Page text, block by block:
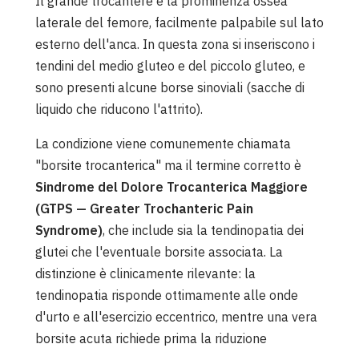
laterale del femore, facilmente palpabile sul lato
esterno dell'anca. In questa zona si inseriscono i
tendini del medio gluteo e del piccolo gluteo, e
sono presenti alcune borse sinoviali (sacche di
liquido che riducono l'attrito).
La condizione viene comunemente chiamata
"borsite trocanterica" ma il termine corretto è
Sindrome del Dolore Trocanterica Maggiore
(GTPS — Greater Trochanteric Pain
Syndrome), che include sia la tendinopatia dei
glutei che l'eventuale borsite associata. La
distinzione è clinicamente rilevante: la
tendinopatia risponde ottimamente alle onde
d'urto e all'esercizio eccentrico, mentre una vera
borsite acuta richiede prima la riduzione